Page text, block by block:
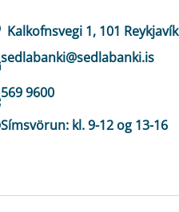
Kalkofnsvegi 1, 101 Reykjavík
sedlabanki@sedlabanki.is
569 9600
Símsvörun: kl. 9-12 og 13-16